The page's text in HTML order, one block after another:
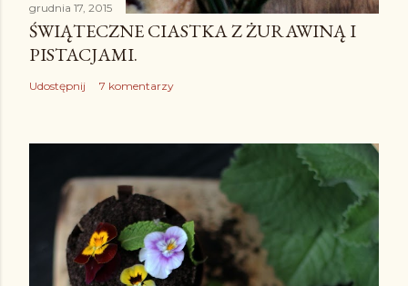
grudnia 17, 2015
ŚWIĄTECZNE CIASTKA Z ŻURAWINĄ I
PISTACJAMI.
Udostępnij 7 komentarzy